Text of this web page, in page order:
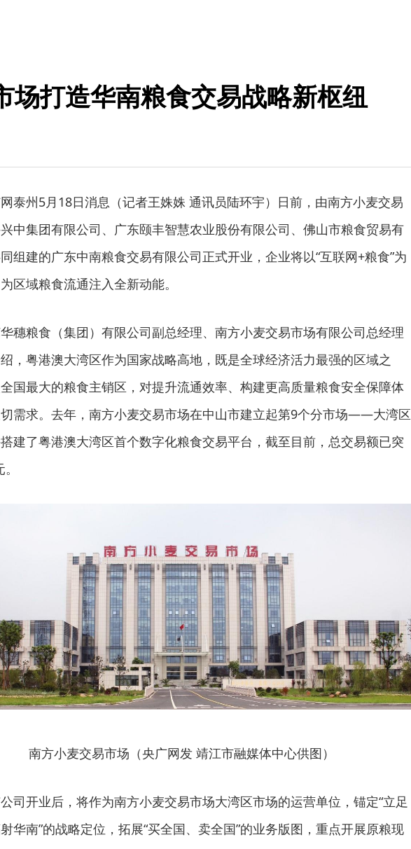
场打造华南粮食交易战略新枢纽
泰州5月18日消息（记者王姝姝 通讯员陆环宇）日前，由南方小麦交易
中集团有限公司、广东颐丰智慧农业股份有限公司、佛山市粮食贸易有
组建的广东中南粮食交易有限公司正式开业，企业将以“互联网+粮食”为
区域粮食流通注入全新动能。
穗粮食（集团）有限公司副总经理、南方小麦交易市场有限公司总经理
，粤港澳大湾区作为国家战略高地，既是全球经济活力最强的区域之
国最大的粮食主销区，对提升流通效率、构建更高质量粮食安全保障体
需求。去年，南方小麦交易市场在中山市建立起第9个分市场——大湾区
建了粤港澳大湾区首个数字化粮食交易平台，截至目前，总交易额已突
南方小麦交易市场（央广网发 靖江市融媒体中心供图）
司开业后，将作为南方小麦交易市场大湾区市场的运营单位，锚定“立足
华南”的战略定位，拓展“买全国、卖全国”的业务版图，重点开展原粮现